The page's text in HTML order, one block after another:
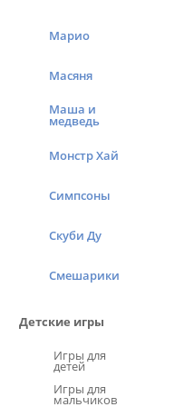
Марио
Масяня
Маша и
медведь
Монстр Хай
Симпсоны
Скуби Ду
Смешарики
Детские игры
Игры для
детей
Игры для
мальчиков